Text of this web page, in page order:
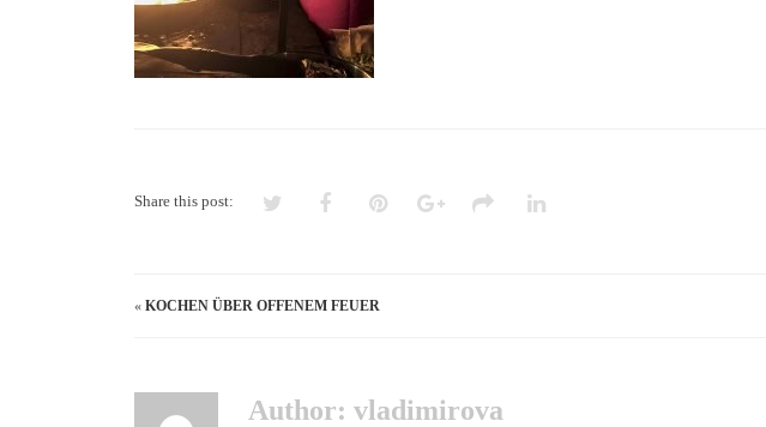
Share this post:
« KOCHEN ÜBER OFFENEM FEUER
Author: vladimirova